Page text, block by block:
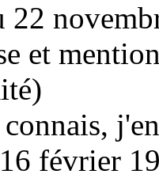
22
et
février